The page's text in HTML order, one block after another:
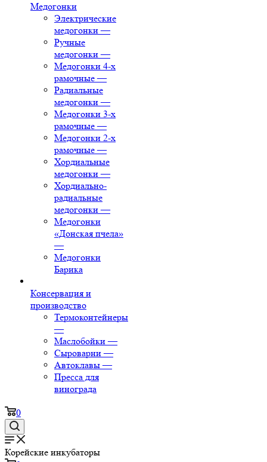
Медогонки
Электрические
медогонки —
Ручные
медогонки —
Медогонки 4-х
рамочные —
Радиальные
медогонки —
Медогонки 3-х
рамочные —
Медогонки 2-х
рамочные —
Хордиальные
медогонки —
Хордиально-
радиальные
медогонки —
Медогонки
«Донская пчела»
—
Медогонки
Барика
Консервация и
производство
Термоконтейнеры
—
Маслобойки —
Сыроварни —
Автоклавы —
Пресса для
винограда
0
Корейские инкубаторы